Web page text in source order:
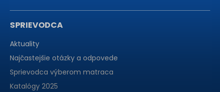
SPRIEVODCA
Aktuality
Najčastejšie otázky a odpovede
Sprievodca výberom matraca
Katalógy 2025